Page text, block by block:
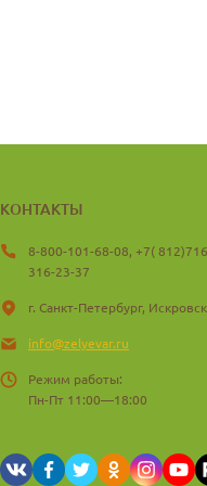
КОНТАКТЫ
8-800-101-68-08, +7(
316-23-37
г. Санкт-Петербург,
info@zelyevar.ru
Режим работы:
Пн-Пт 11:00—18:00